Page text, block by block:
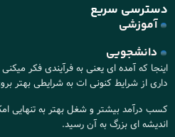
دسترسی سریع
آموزشی
دانشجویی
اینجا که آمده ای یعنی به فرآیندی فکر
داری از شرایط کنونی ات به شرایطی بهتر
کسب درآمد بیشتر و شغل بهتر به تنهایی
اندیشه ای بزرگ به آن رسید.